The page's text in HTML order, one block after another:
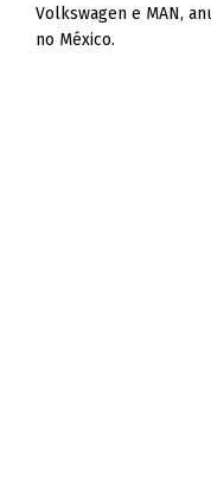
Volkswagen e MAN,
no México.